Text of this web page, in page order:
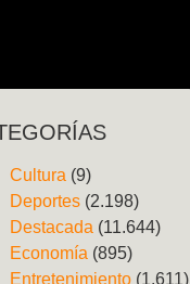
Cultura (9)
Deportes (2.198)
Destacada (11.644)
Economía (895)
Entretenimiento (1.611)